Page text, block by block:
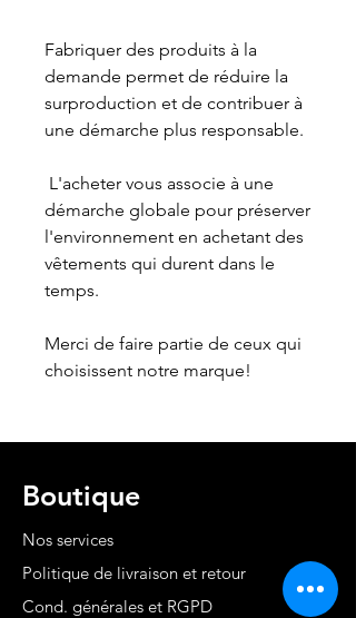
Fabriquer des produits à la
demande permet de réduire la
surproduction et de contribuer à
une démarche plus responsable.
démarche globale pour préserver
l'environnement en achetant des
vêtements qui durent dans le
temps.
Merci de faire partie de ceux qui
choisissent notre marque!
Boutique
Nos services
Politique de livraison et retour
Cond. générales et RGPD